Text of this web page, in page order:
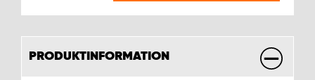
PRODUKTINFORMATION